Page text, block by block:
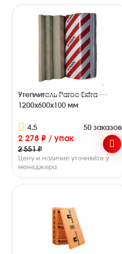
Утеплитель Paroc Extra
1200х600х100 мм
4.5 50 заказов
2 278 ₽ / упак
2 551 ₽
Цену и наличие уточняйте у
менеджера